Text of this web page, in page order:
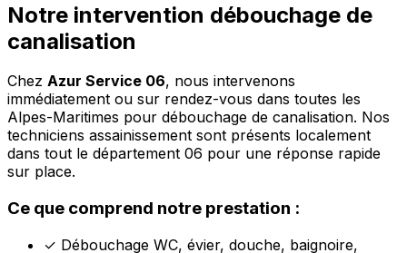
Notre intervention débouchage de
canalisation
Chez Azur Service 06, nous intervenons
immédiatement ou sur rendez-vous dans toutes les
Alpes-Maritimes pour débouchage de canalisation. Nos
techniciens assainissement sont présents localement
dans tout le département 06 pour une réponse rapide
sur place.
Ce que comprend notre prestation :
✓ Débouchage WC, évier, douche, baignoire,